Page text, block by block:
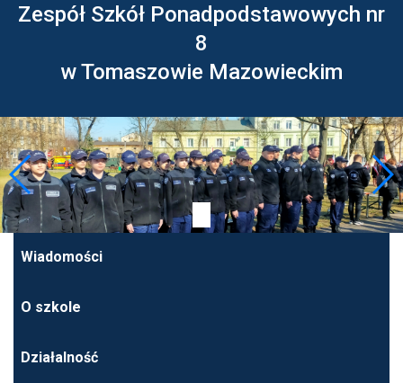
Zespół Szkół Ponadpodstawowych nr
8
w Tomaszowie Mazowieckim
Wiadomości
O szkole
Działalność